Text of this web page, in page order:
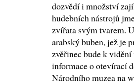
dozvědí i množství
hudebních nástrojů
zvířata svým tvarem.
arabský buben, jež je
zvěřinec bude k vidění
informace o otevírací
Národního muzea na